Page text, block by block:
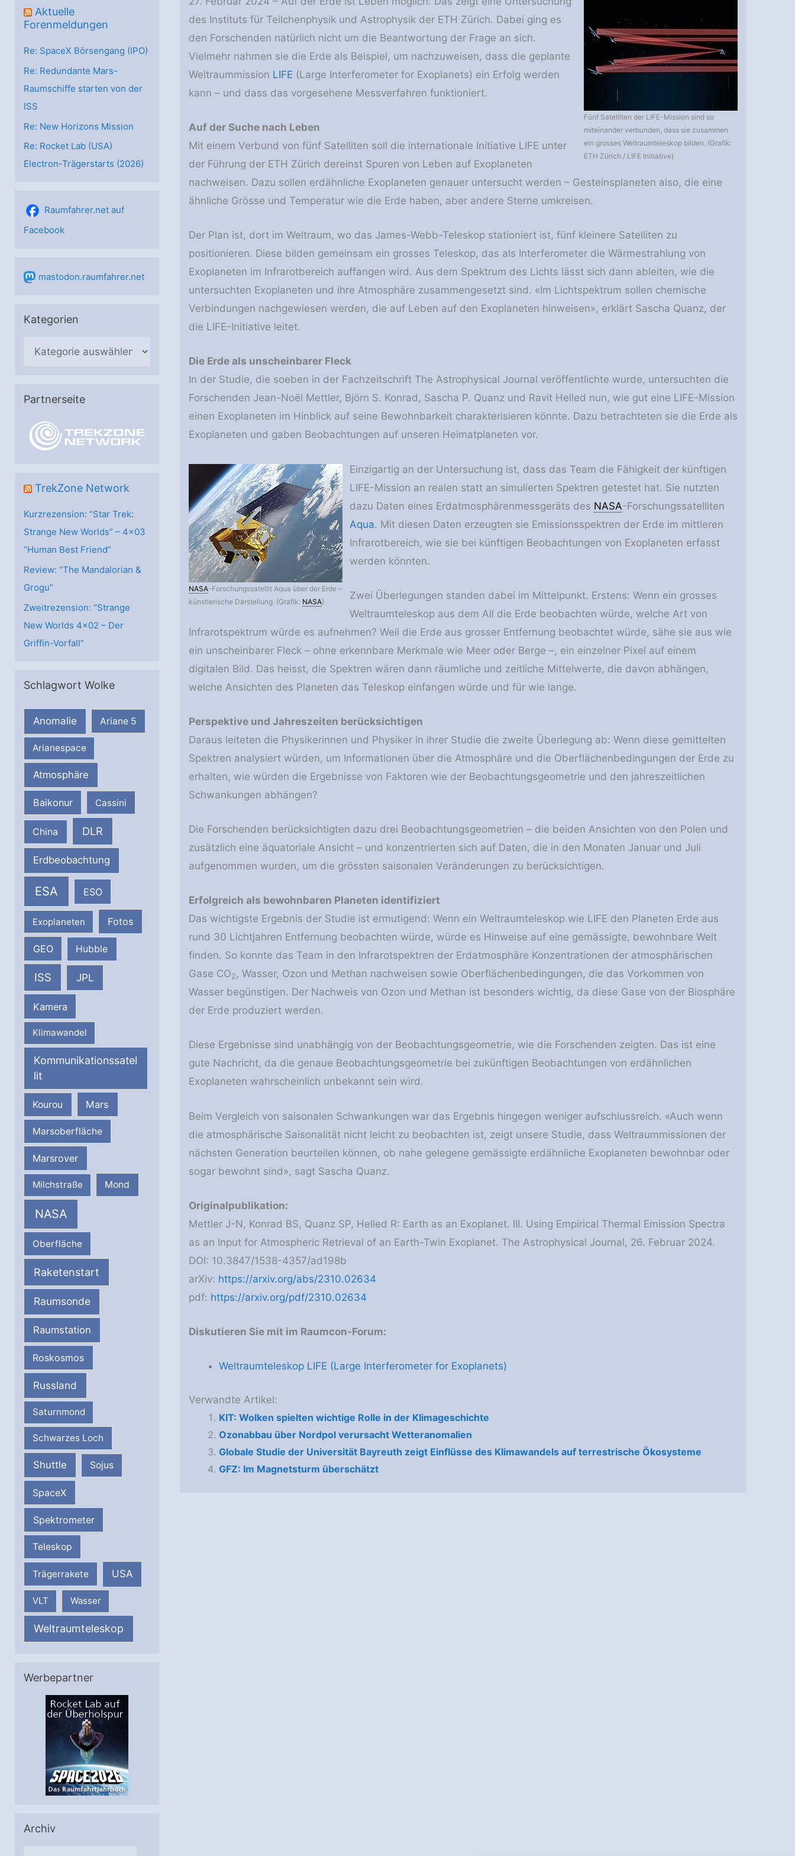
Aktuelle
Forenmeldungen
Re: SpaceX Börsengang (IPO)
Re: Redundante Mars-
Raumschiffe starten von der
ISS
Re: New Horizons Mission
Re: Rocket Lab (USA)
Electron-Trägerstarts (2026)
Raumfahrer.net auf
Facebook
mastodon.raumfahrer.net
Kategorien
e
e
Partnerseite
TrekZone Network
Kurzrezension: “Star Trek:
Strange New Worlds” – 4×03
“Human Best Friend”
Review: “The Mandalorian &
Grogu”
Zweitrezension: “Strange
New Worlds 4×02 – Der
Griffin-Vorfall”
Schlagwort Wolke
Anomalie Ariane 5
Arianespace
Atmosphäre
Baikonur Cassini
China DLR
Erdbeobachtung
ESA ESO
Exoplaneten Fotos
GEO Hubble
ISS JPL
Kamera
Klimawandel
Kommunikationssatel
lit
Kourou Mars
Marsoberfläche
Marsrover
Milchstraße Mond
NASA
Oberfläche
Raketenstart
Raumsonde
Raumstation
Roskosmos
Russland
Saturnmond
Schwarzes Loch
Shuttle Sojus
SpaceX
Spektrometer
Teleskop
Trägerrakete USA
VLT Wasser
Weltraumteleskop
Werbepartner
Archiv
Fünf Satelliten der LIFE-​Mission sind so
miteinander verbunden, dass sie zusammen
ein grosses Weltraumteleskop bilden. (Grafik:
ETH Zürich / LIFE Initiative)
des Instituts für Teilchenphysik und Astrophysik der ETH Zürich. Dabei ging es
den Forschenden natürlich nicht um die Beantwortung der Frage an sich.
Vielmehr nahmen sie die Erde als Beispiel, um nachzuweisen, dass die geplante
Weltraummission LIFE (Large Interferometer for Exoplanets) ein Erfolg werden
kann – und dass das vorgesehene Messverfahren funktioniert.
Auf der Suche nach Leben
Mit einem Verbund von fünf Satelliten soll die internationale Initiative LIFE unter
der Führung der ETH Zürich dereinst Spuren von Leben auf Exoplaneten
nachweisen. Dazu sollen erdähnliche Exoplaneten genauer untersucht werden – Gesteinsplaneten also, die eine
ähnliche Grösse und Temperatur wie die Erde haben, aber andere Sterne umkreisen.
Der Plan ist, dort im Weltraum, wo das James-​Webb-Teleskop stationiert ist, fünf kleinere Satelliten zu
positionieren. Diese bilden gemeinsam ein grosses Teleskop, das als Interferometer die Wärmestrahlung von
Exoplaneten im Infrarotbereich auffangen wird. Aus dem Spektrum des Lichts lässt sich dann ableiten, wie die
untersuchten Exoplaneten und ihre Atmosphäre zusammengesetzt sind. «Im Lichtspektrum sollen chemische
Verbindungen nachgewiesen werden, die auf Leben auf den Exoplaneten hinweisen», erklärt Sascha Quanz, der
die LIFE-​Initiative leitet.
Die Erde als unscheinbarer Fleck
In der Studie, die soeben in der Fachzeitschrift The Astrophysical Journal veröffentlichte wurde, untersuchten die
Forschenden Jean-​Noël Mettler, Björn S. Konrad, Sascha P. Quanz und Ravit Helled nun, wie gut eine LIFE-​Mission
einen Exoplaneten im Hinblick auf seine Bewohnbarkeit charakterisieren könnte. Dazu betrachteten sie die Erde als
Exoplaneten und gaben Beobachtungen auf unseren Heimatplaneten vor.
NASA-​Forschungssatellit Aqua über der Erde –
künstlerische Darstellung. (Grafik: NASA)
Einzigartig an der Untersuchung ist, dass das Team die Fähigkeit der künftigen
LIFE-​Mission an realen statt an simulierten Spektren getestet hat. Sie nutzten
dazu Daten eines Erdatmosphärenmessgeräts des NASA-​Forschungssatelliten
Aqua. Mit diesen Daten erzeugten sie Emissionsspektren der Erde im mittleren
Infrarotbereich, wie sie bei künftigen Beobachtungen von Exoplaneten erfasst
werden könnten.
Zwei Überlegungen standen dabei im Mittelpunkt. Erstens: Wenn ein grosses
Weltraumteleskop aus dem All die Erde beobachten würde, welche Art von
Infrarotspektrum würde es aufnehmen? Weil die Erde aus grosser Entfernung beobachtet würde, sähe sie aus wie
ein unscheinbarer Fleck – ohne erkennbare Merkmale wie Meer oder Berge –, ein einzelner Pixel auf einem
digitalen Bild. Das heisst, die Spektren wären dann räumliche und zeitliche Mittelwerte, die davon abhängen,
welche Ansichten des Planeten das Teleskop einfangen würde und für wie lange.
Perspektive und Jahreszeiten berücksichtigen
Daraus leiteten die Physikerinnen und Physiker in ihrer Studie die zweite Überlegung ab: Wenn diese gemittelten
Spektren analysiert würden, um Informationen über die Atmosphäre und die Oberflächenbedingungen der Erde zu
erhalten, wie würden die Ergebnisse von Faktoren wie der Beobachtungsgeometrie und den jahreszeitlichen
Schwankungen abhängen?
Die Forschenden berücksichtigten dazu drei Beobachtungsgeometrien – die beiden Ansichten von den Polen und
zusätzlich eine äquatoriale Ansicht – und konzentrierten sich auf Daten, die in den Monaten Januar und Juli
aufgenommen wurden, um die grössten saisonalen Veränderungen zu berücksichtigen.
Erfolgreich als bewohnbaren Planeten identifiziert
Das wichtigste Ergebnis der Studie ist ermutigend: Wenn ein Weltraumteleskop wie LIFE den Planeten Erde aus
rund 30 Lichtjahren Entfernung beobachten würde, würde es Hinweise auf eine gemässigte, bewohnbare Welt
finden. So konnte das Team in den Infrarotspektren der Erdatmosphäre Konzentrationen der atmosphärischen
Gase CO2, Wasser, Ozon und Methan nachweisen sowie Oberflächenbedingungen, die das Vorkommen von
Wasser begünstigen. Der Nachweis von Ozon und Methan ist besonders wichtig, da diese Gase von der Biosphäre
der Erde produziert werden.
Diese Ergebnisse sind unabhängig von der Beobachtungsgeometrie, wie die Forschenden zeigten. Das ist eine
gute Nachricht, da die genaue Beobachtungsgeometrie bei zukünftigen Beobachtungen von erdähnlichen
Exoplaneten wahrscheinlich unbekannt sein wird.
Beim Vergleich von saisonalen Schwankungen war das Ergebnis hingegen weniger aufschlussreich. «Auch wenn
die atmosphärische Saisonalität nicht leicht zu beobachten ist, zeigt unsere Studie, dass Weltraummissionen der
nächsten Generation beurteilen können, ob nahe gelegene gemässigte erdähnliche Exoplaneten bewohnbar oder
sogar bewohnt sind», sagt Sascha Quanz.
Originalpublikation:
Mettler J-N, Konrad BS, Quanz SP, Helled R: Earth as an Exoplanet. III. Using Empirical Thermal Emission Spectra
as an Input for Atmospheric Retrieval of an Earth-​Twin Exoplanet. The Astrophysical Journal, 26. Februar 2024.
DOI: 10.3847/1538-​4357/ad198b
arXiv: https://arxiv.org/abs/2310.02634
pdf: https://arxiv.org/pdf/2310.02634
Diskutieren Sie mit im Raumcon-Forum:
Weltraumteleskop LIFE (Large Interferometer for Exoplanets)
Verwandte Artikel:
KIT: Wolken spielten wichtige Rolle in der Klimageschichte
Ozonabbau über Nordpol verursacht Wetteranomalien
Globale Studie der Universität Bayreuth zeigt Einflüsse des Klimawandels auf terrestrische Ökosysteme
GFZ: Im Magnetsturm überschätzt